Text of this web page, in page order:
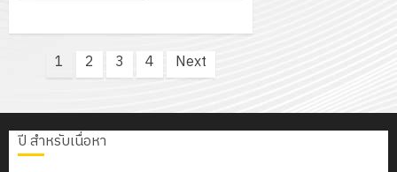
Posts
pagination
1 2 3 4 Next
ปี สำหรับเนื่อหา